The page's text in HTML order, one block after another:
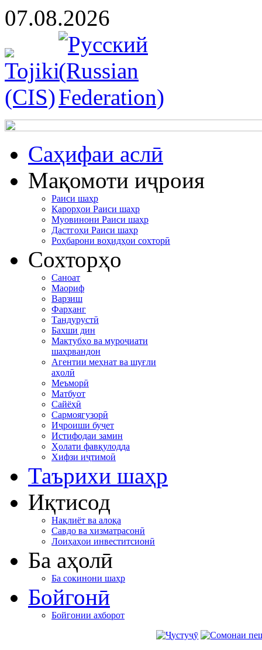
07.08.2026
Cаҳифаи аслӣ
Мақомоти иҷроия
Раиси шаҳр
Қарорҳои Раиси шаҳр
Муовинони Раиси шаҳр
Дастгоҳи Раиси шаҳр
Роҳбарони воҳидҳои сохторӣ
Сохторҳо
Саноат
Маориф
Варзиш
Фарҳанг
Тандурустӣ
Бахши дин
Мактубҳо ва муроҷиати
шаҳрвандон
Агентии меҳнат ва шуғли
аҳолӣ
Меъморӣ
Матбуот
Сайёҳӣ
Сармоягузорӣ
Иҷроиши буҷет
Истифодаи замин
Ҳолати фавқулодда
Хифзи иҷтимоӣ
Таърихи шаҳр
Иқтисод
Нақлиёт ва алоқа
Савдо ва хизматрасонӣ
Лоиҳаҳои инвеститсионӣ
Ба аҳолӣ
Ба сокинони шаҳр
Бойгонӣ
Бойгонии ахборот